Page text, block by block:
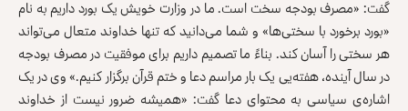
گفت: «مصرف بودجه سخت است. ما در وزارت خویش یک بورد داریم به نام
«بورد برخورد با سختی‌ها» و شما می‌دانید که تنها خداوند متعال می‌تواند
هر سختی را آسان کند. بناءً ما تصمیم داریم برای موفقیت در مصرف بودجه
در سال آینده، هفته‌یی یک بار مراسم دعا و ختم قرآن برگزار کنیم.» وی در یک
اشاره‌ی سیاسی به محتوای دعا گفت: «همیشه ضرور نیست از خداوند